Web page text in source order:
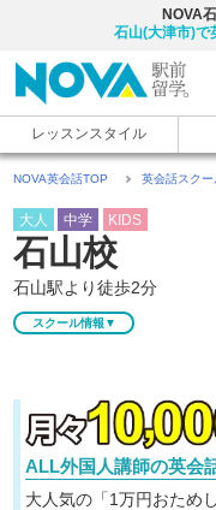
NOVA
石山(大津市)で
レッスンスタイル
NOVA英会話TOP 英会話スク
石山校
石山駅より徒歩2分
大人 中学 KIDS
スクール情報▼
ALL外国人講師の英会
大人気の「1万円おため